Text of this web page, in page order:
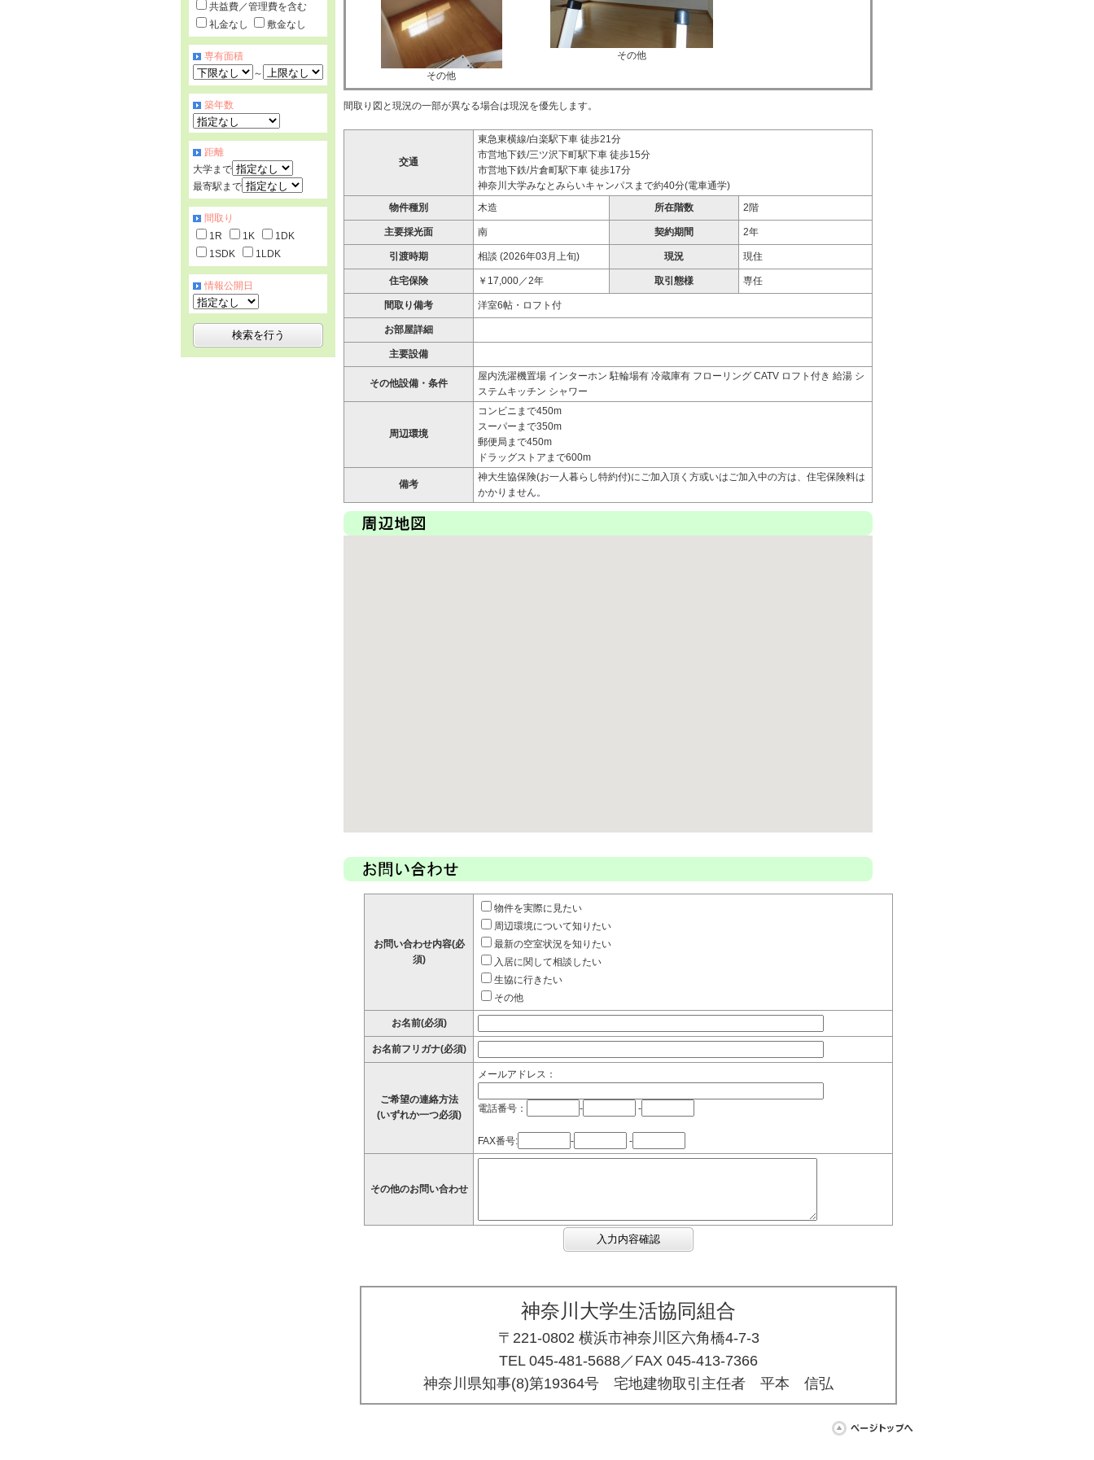
その他
その他
間取り図と現況の一部が異なる場合は現況を優先します。
交通
東急東横線/白楽駅下車 徒歩21分
市営地下鉄/三ツ沢下町駅下車 徒歩15分
市営地下鉄/片倉町駅下車 徒歩17分
神奈川大学みなとみらいキャンパスまで約40分(電車通学)
物件種別
木造 所在階数 2階
主要採光面 南 契約期間 2年
引渡時期 相談 (2026年03月上旬) 現況 現住
住宅保険 ￥17,000／2年 取引態様 専任
間取り備考 洋室6帖・ロフト付
お部屋詳細
主要設備
その他設備・条件
屋内洗濯機置場 インターホン 駐輪場有 冷蔵庫有 フローリング CATV ロフト付き 給湯 シ
ステムキッチン シャワー
周辺環境
コンビニまで450m
スーパーまで350m
郵便局まで450m
ドラッグストアまで600m
備考
神大生協保険(お一人暮らし特約付)にご加入頂く方或いはご加入中の方は、住宅保険料は
かかりません。
お問い合わせ内容(必
須)
物件を実際に見たい
周辺環境について知りたい
最新の空室状況を知りたい
入居に関して相談したい
生協に行きたい
その他
お名前(必須)
お名前フリガナ(必須)
ご希望の連絡方法
(いずれか一つ必須)
メールアドレス：
電話番号： - -
FAX番号: - -
その他のお問い合わせ
神奈川大学生活協同組合
〒221-0802 横浜市神奈川区六角橋4-7-3
TEL 045-481-5688／FAX 045-413-7366
神奈川県知事(8)第19364号 宅地建物取引主任者 平本 信弘
共益費／管理費を含む
礼金なし
敷金なし
専有面積
～
築年数
距離
大学まで
最寄駅まで
間取り
1R
1K
1DK
1SDK
1LDK
情報公開日